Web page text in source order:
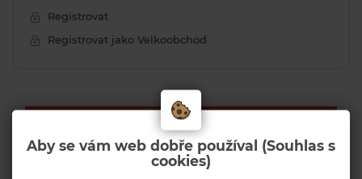
Aby se vám web dobře používal (Souhlas s
cookies)
Registrovat
Registrovat jako Velkoobchod